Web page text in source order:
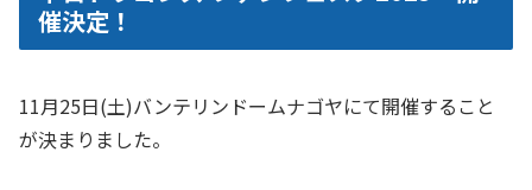
催決定！
11月25日(土)バンテリンドームナゴヤにて開催すること
が決まりました。